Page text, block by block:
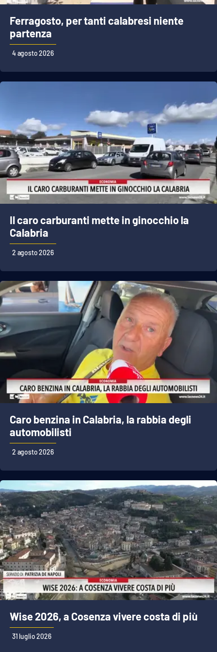
EDIZIONI
LOCALI
Catanzaro
Crotone
Reggio Calabria
Cosenza
Lamezia Terme
PROGETTI
SPECIALI
Buona Sanità Calabria
LA
CALABRIAVISIONE
Destinazioni
Eventi
Food
Storie
NETWORK
Lacplay.it
Laconair.it
Lacitymag.it
Lacapitalenews.it
Ilreggino.it
Cosenzachannel.it
Ilvibonese.it
Catanzarochannel.it
Ferragosto, per tanti calabresi niente
partenza
4 agosto 2026
Il caro carburanti mette in ginocchio la
Calabria
2 agosto 2026
Caro benzina in Calabria, la rabbia degli
automobilisti
2 agosto 2026
Wise 2026, a Cosenza vivere costa di più
31 luglio 2026